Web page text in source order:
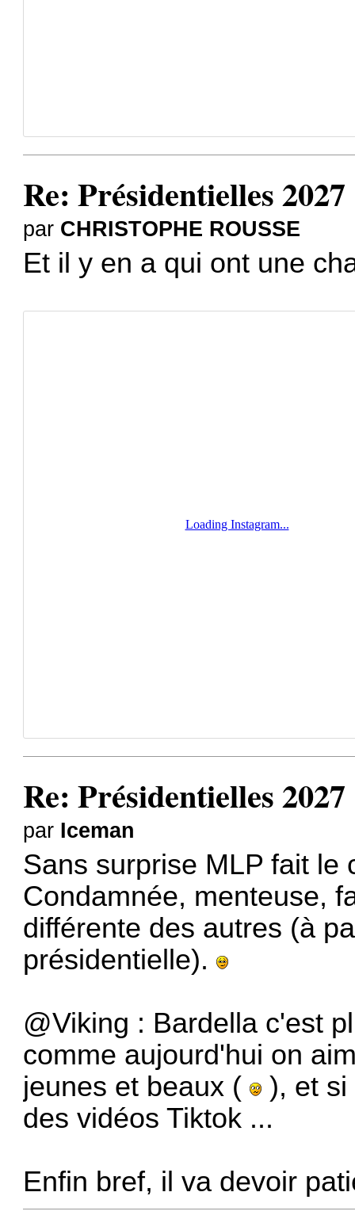
Re: Présidentielles 2027
par CHRISTOPHE ROUSSE
Et il y en a qui ont une
Re: Présidentielles 2027
par Iceman
Sans surprise MLP fait le
Condamnée, menteuse,
différente des autres (à
présidentielle).
@Viking : Bardella c'est
comme aujourd'hui on
jeunes et beaux (
), et si
des vidéos Tiktok ...
Enfin bref, il va devoir